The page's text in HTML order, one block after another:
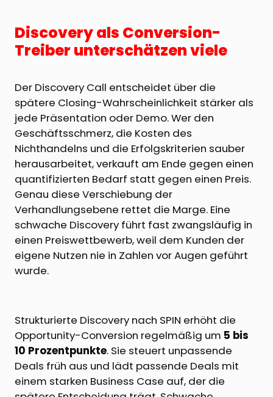
Discovery als Conversion-
Treiber unterschätzen viele
Der Discovery Call entscheidet über die
spätere Closing-Wahrscheinlichkeit stärker als
jede Präsentation oder Demo. Wer den
Geschäftsschmerz, die Kosten des
Nichthandelns und die Erfolgskriterien sauber
herausarbeitet, verkauft am Ende gegen einen
quantifizierten Bedarf statt gegen einen Preis.
Genau diese Verschiebung der
Verhandlungsebene rettet die Marge. Eine
schwache Discovery führt fast zwangsläufig in
einen Preiswettbewerb, weil dem Kunden der
eigene Nutzen nie in Zahlen vor Augen geführt
wurde.
Strukturierte Discovery nach SPIN erhöht die
Opportunity-Conversion regelmäßig um 5 bis
10 Prozentpunkte. Sie steuert unpassende
Deals früh aus und lädt passende Deals mit
einem starken Business Case auf, der die